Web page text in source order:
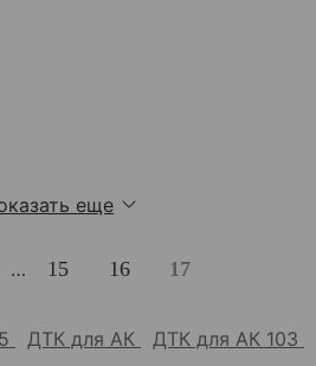
еще
… 15 16 17
ДТК для АК ДТК для АК 103